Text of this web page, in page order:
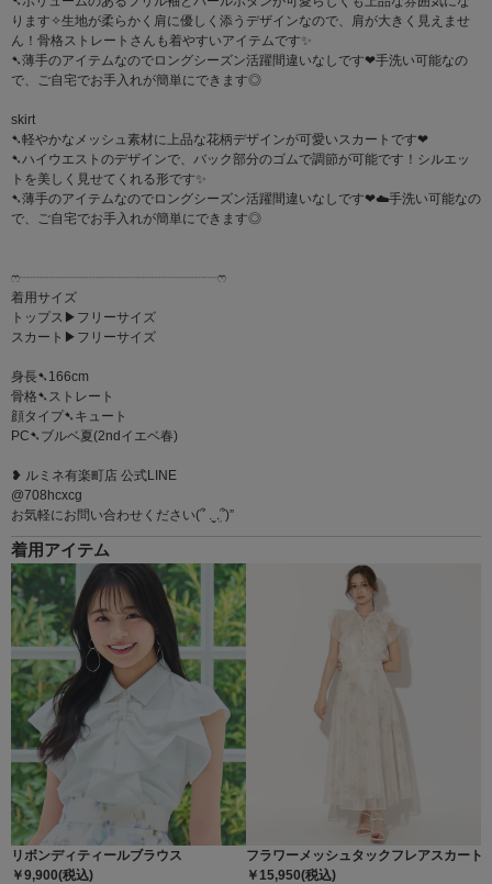
ります✧生地が柔らかく肩に優しく添うデザインなので、肩が大きく見えませ
ん！骨格ストレートさんも着やすいアイテムです✨️
➷薄手のアイテムなのでロングシーズン活躍間違いなしです‪‪❤︎‬手洗い可能なの
で、ご自宅でお手入れが簡単にできます◎
skirt
➷軽やかなメッシュ素材に上品な花柄デザインが可愛いスカートです‪‪❤︎‬
➷ハイウエストのデザインで、バック部分のゴムで調節が可能です！シルエッ
トを美しく見せてくれる形です✨
➷薄手のアイテムなのでロングシーズン活躍間違いなしです‪‪❤︎‬☁️手洗い可能なの
で、ご自宅でお手入れが簡単にできます◎
ෆ‪┈┈┈┈┈┈┈┈┈┈┈┈┈┈┈ෆ‪
着用サイズ
トップス▶︎フリーサイズ
スカート▶︎フリーサイズ
身長➷166cm
骨格➷ストレート
顔タイプ➷キュート
PC➷ブルベ夏(2ndイエベ春)
❥ ルミネ有楽町店 公式LINE
@708hcxcg
お気軽にお問い合わせください(՞ ܸ.‪ˬ.ܸ՞)”
着用アイテム
リボンディティールブラウス
￥9,900(税込)
フラワーメッシュタックフレアスカート
￥15,950(税込)